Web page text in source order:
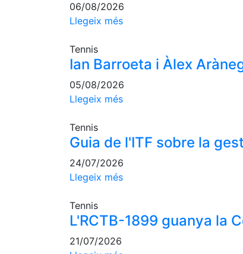
06/08/2026
Llegeix més
Tennis
Ian Barroeta i Àlex
05/08/2026
Llegeix més
Tennis
Guia de l'ITF sobre la
24/07/2026
Llegeix més
Tennis
L'RCTB-1899 guanya la
21/07/2026